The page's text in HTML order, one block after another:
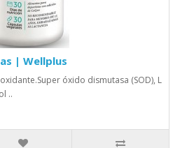
| Wellplus
óxido dismutasa (SOD), L
..